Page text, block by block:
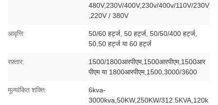
480V,230V/400V,230v/400v/110V/230V
,220V / 380V
आवृत्ति:
50/60 हर्ट्ज, 50 हर्ट्ज, 50/50/400 हर्ट्ज,
50,50 हर्ट्ज या 60 हर्ट्ज
रफ़्तार:
1500/1800आरपीएम,1500आरपीएम,1500आर
पीएम या 1800आरपीएम,1500,3000/3600
मूल्यांकित शक्ति:
6kva-
3000kva,50KW,250KW/312.5KVA,120k